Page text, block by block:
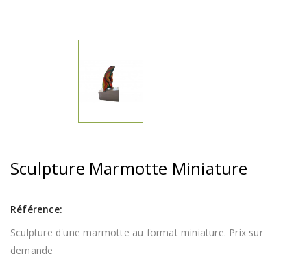
Sculpture Marmotte Miniature
Référence:
Sculpture d'une marmotte au format miniature. Prix sur
demande